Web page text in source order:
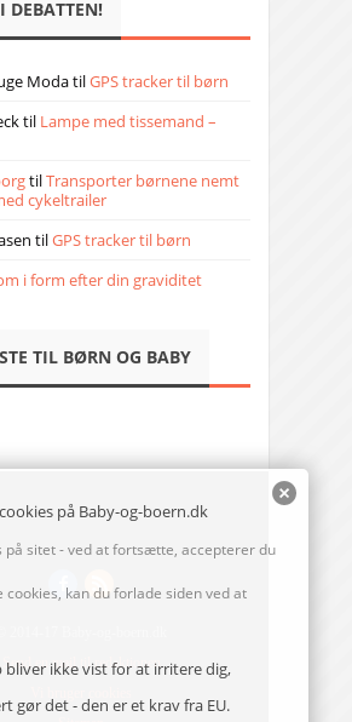
DEBATTEN!
ModatilGPS tracker til børn
til Lampe med tissemand –
tilTransporter børnene nemt
cykeltrailer
tilGPS tracker til børn
i form efter din graviditet
TIL BØRN OG BABY
Send en mail til redaktionen
på Baby-og-boern.dk
på sitet - ved at fortsætte, accepterer du
cookies, kan du forlade siden ved at
bliver ikke vist for at irritere dig,
gør det - den er et krav fra EU.